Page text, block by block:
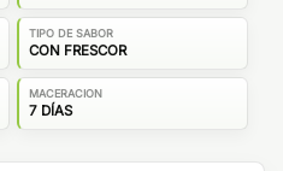
TIPO DE SABOR
CON FRESCOR
MACERACION
7 DÍAS